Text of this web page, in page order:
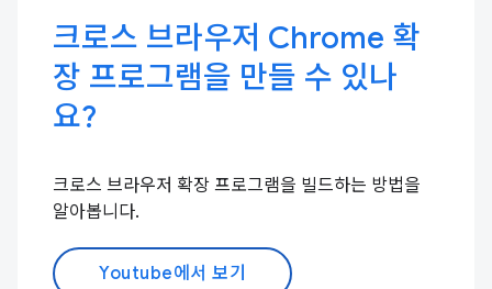
크로스 브라우저 Chrome 확
장 프로그램을 만들 수 있나
요?
크로스 브라우저 확장 프로그램을 빌드하는 방법을
알아봅니다.
Youtube에서 보기